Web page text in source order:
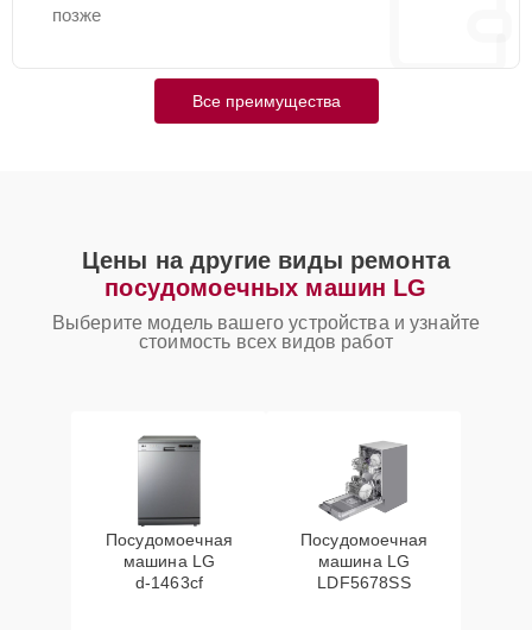
позже
Все преимущества
Цены на другие виды ремонта
посудомоечных машин LG
Выберите модель вашего устройства и узнайте
стоимость всех видов работ
Посудомоечная
машина LG
d‑1463cf
Посудомоечная
машина LG
LDF5678SS